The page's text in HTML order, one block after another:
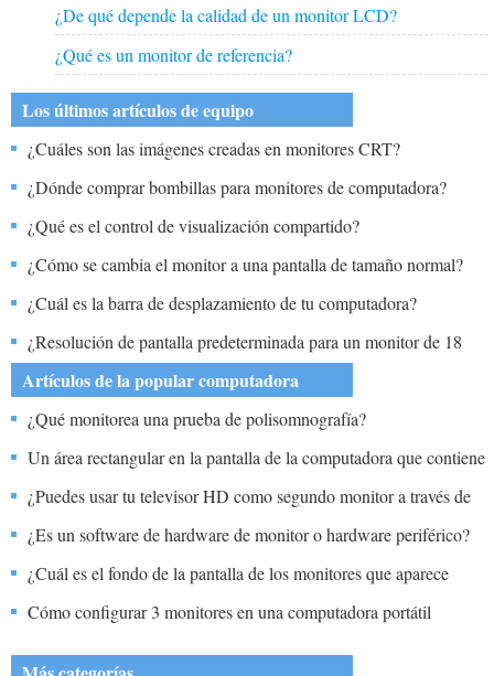
¿De qué depende la calidad de un monitor LCD?
¿Qué es un monitor de referencia?
Los últimos artículos de equipo
¿Cuáles son las imágenes creadas en monitores CRT?
¿Dónde comprar bombillas para monitores de computadora?
¿Qué es el control de visualización compartido?
¿Cómo se cambia el monitor a una pantalla de tamaño normal?
¿Cuál es la barra de desplazamiento de tu computadora?
¿Resolución de pantalla predeterminada para un monitor de 18
pulgadas?
Artículos de la popular computadora
¿Qué monitorea una prueba de polisomnografía?
Un área rectangular en la pantalla de la computadora que contiene
un documento o muestra una actividad se llama (n).
¿Puedes usar tu televisor HD como segundo monitor a través de
WiFi con mi iMac?
¿Es un software de hardware de monitor o hardware periférico?
¿Cuál es el fondo de la pantalla de los monitores que aparece
cuando inicias tu computadora?
Cómo configurar 3 monitores en una computadora portátil